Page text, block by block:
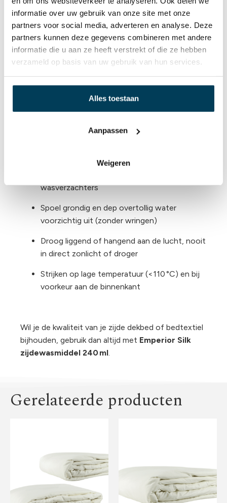
informatie over uw gebruik van onze site met onze
partners voor social media, adverteren en analyse. Deze
partners kunnen deze gegevens combineren met andere
informatie die u aan ze heeft verstrekt of die ze hebben
verzameld op basis van uw gebruik van hun services.
Alles toestaan
Aanpassen
Weigeren
producten van zijde
Zijde dekbed is niet machine wasbaar en niet
geschikt voor de stomerij
Vlekken verwijder je met Emperior Silke zijde
Zijden dekbedden zijn onderhoudsvrij.
Regelmatig luchten is voldoende
Zijde dekbed kun je niet in de zon luchten,
Was zijde apart of in een waszak op een fijn
Gebruik alleen Emperior Silk zijdewasmiddel,
wasverzachters
Spoel grondig en dep overtollig water
voorzichtig uit (zonder wringen)
Droog liggend of hangend aan de lucht, nooit
in direct zonlicht of droger
Strijken op lage temperatuur (<110 °C) en bij
voorkeur aan de binnenkant
Wil je de kwaliteit van je zijde dekbed of bedtextiel
bijhouden, gebruik dan altijd met Emperior Silk
zijdewasmiddel 240 ml.
Gerelateerde producten